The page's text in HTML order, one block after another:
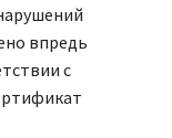
впредь
с